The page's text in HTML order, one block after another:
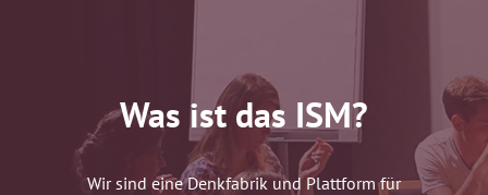
Was ist das ISM?
Wir sind eine Denkfabrik und Plattform für